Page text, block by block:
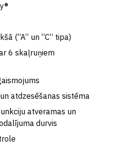
(“A” un “C“ tipa)
6 skaļruņiem
atdzesēšanas sistēma
atveramas un
durvis